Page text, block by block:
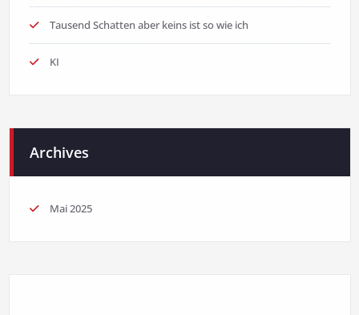
Tausend Schatten aber keins ist so wie ich
KI
Archives
Mai 2025